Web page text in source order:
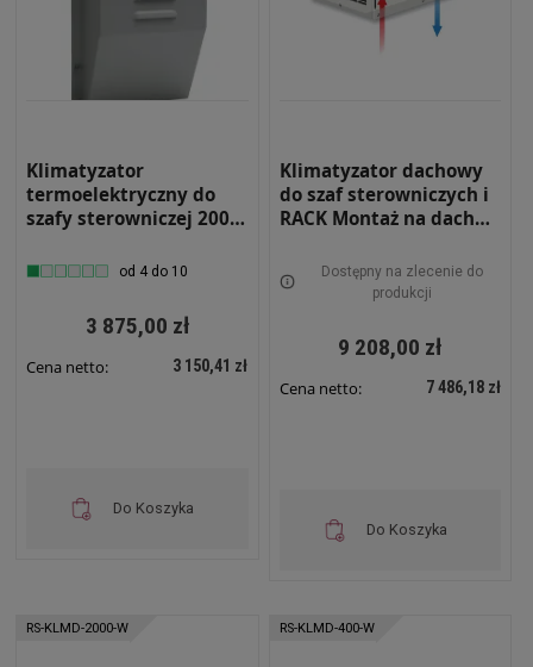
Klimatyzator
termoelektryczny do
szafy sterowniczej 200W
IP55 Wewnętrzny
od 4 do 10
3 875,00 zł
Cena netto: 3 150,41 zł
Do Koszyka
Klimatyzator dachowy
do szaf sterowniczych i
RACK Montaż na dachu
Wewnętrzny RS-KLMD-
1100-W
Dostępny na zlecenie do
produkcji
9 208,00 zł
Cena netto: 7 486,18 zł
Do Koszyka
RS-KLMD-2000-W RS-KLMD-400-W